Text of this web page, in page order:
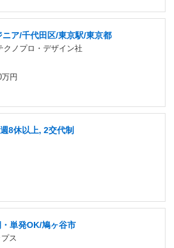
ア/千代田区/東京駅/東京都
クノプロ・デザイン社
円
8休以上, 2交代制
単発OK/鳩ヶ谷市
ス